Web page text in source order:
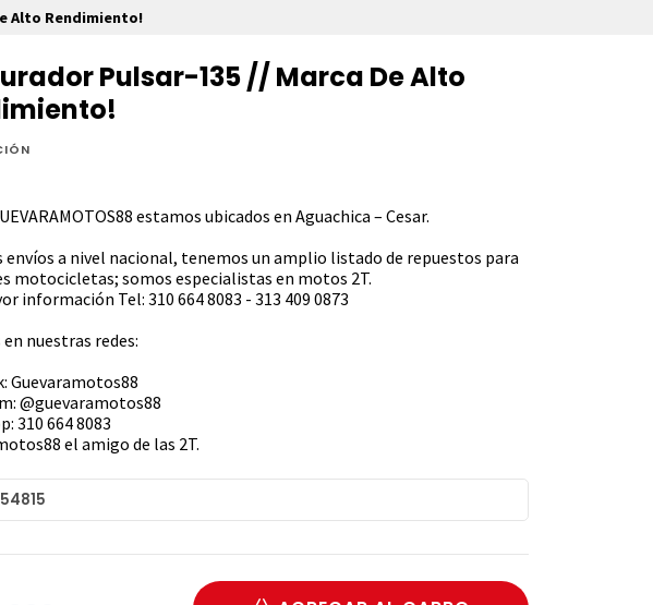
Alto Rendimiento!
Pulsar-135 // Marca De Alto
estamos ubicados en Aguachica – Cesar.
envíos a nivel nacional, tenemos un amplio listado de repuestos para
motocicletas; somos especialistas en motos 2T.
información Tel: 310 664 8083 - 313 409 0873
nuestras redes:
Guevaramotos88
@guevaramotos88
310 664 8083
el amigo de las 2T.